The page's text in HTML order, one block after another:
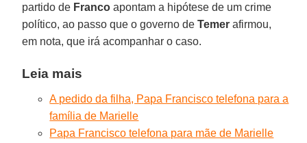
partido de Franco apontam a hipótese de um crime
político, ao passo que o governo deTemer afirmou,
em nota, que irá acompanhar o caso.
Leia mais
A pedido da filha, Papa Francisco telefona para a
família de Marielle
Papa Francisco telefona para mãe de Marielle